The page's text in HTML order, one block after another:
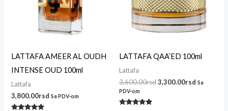
LATTAFA AMEER AL OUDH
INTENSE OUD 100ml
Lattafa
3,800.00rsd Sa PDV-om
LATTAFA QAA’ED 100ml
Lattafa
3,600.00rsd3,300.00rsd Sa
PDV-om